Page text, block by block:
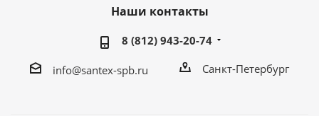
Наши контакты
8 (812) 943-20-74
info@santex-spb.ru Санкт-Петербург